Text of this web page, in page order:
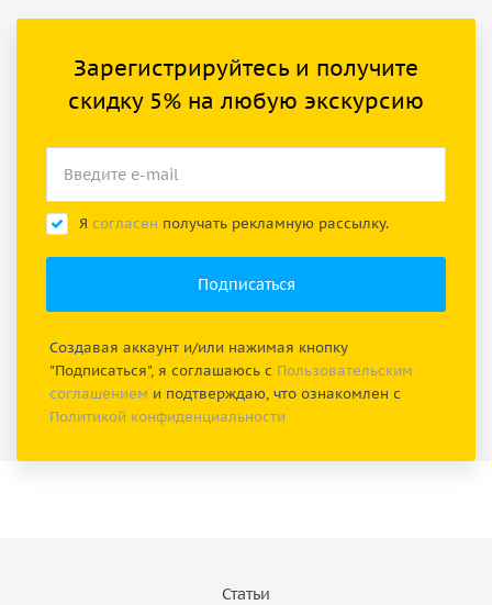
Зарегистрируйтесь и получите
скидку 5% на любую экскурсию
Я согласен получать рекламную рассылку.
Создавая аккаунт и/или нажимая кнопку
"Подписаться", я соглашаюсь с Пользовательским
соглашением и подтверждаю, что ознакомлен с
Политикой конфиденциальности
Статьи